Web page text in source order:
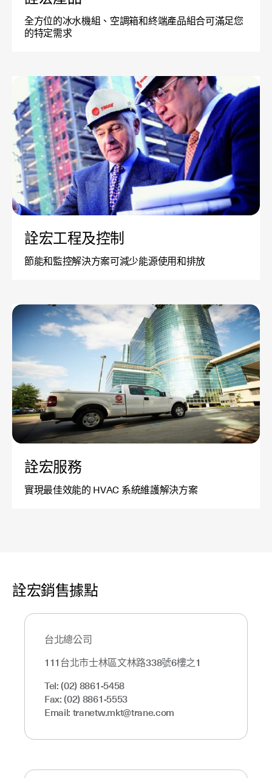
全方位的冰水機組、空調箱和終端產品組合可滿足您
的特定需求
詮宏工程及控制
節能和監控解決方案可減少能源使用和排放
詮宏服務
實現最佳效能的 HVAC 系統維護解決方案
詮宏銷售據點
台北總公司
111台北市士林區文林路338號6樓之1
Tel: (02) 8861-5458
Fax: (02) 8861-5553
Email: tranetw.mkt@trane.com